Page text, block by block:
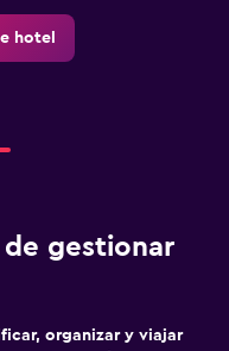
hotel
de gestionar
organizar y viajar